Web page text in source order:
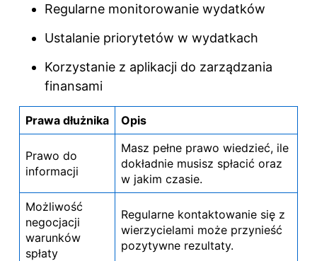
Regularne monitorowanie wydatków
Ustalanie priorytetów w wydatkach
Korzystanie z aplikacji do zarządzania
finansami
Prawa dłużnika Opis
Prawo do
informacji
Masz pełne prawo wiedzieć, ile
dokładnie musisz spłacić oraz
w jakim czasie.
Możliwość
negocjacji
warunków
spłaty
Regularne kontaktowanie się z
wierzycielami może przynieść
pozytywne rezultaty.